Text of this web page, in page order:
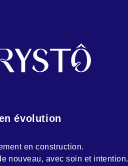
évolution
en construction.
nouveau, avec soin et intention.